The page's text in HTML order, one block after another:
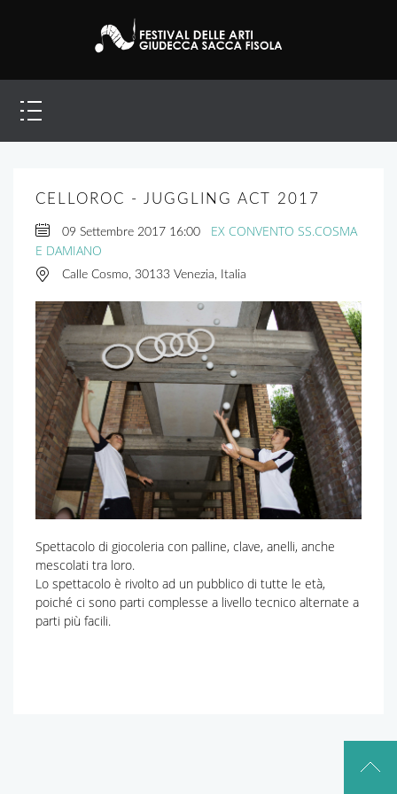
CELLOROC - JUGGLING ACT 2017
09 Settembre 2017 16:00
EX CONVENTO SS.COSMA
E DAMIANO
Calle Cosmo, 30133 Venezia, Italia
Spettacolo di giocoleria con palline, clave, anelli, anche
mescolati tra loro.
Lo spettacolo è rivolto ad un pubblico di tutte le età,
poiché ci sono parti complesse a livello tecnico alternate a
parti più facili.